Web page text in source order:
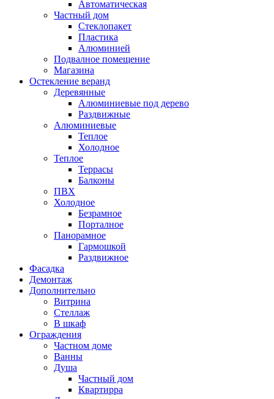
Автоматическая
Частный дом
Стеклопакет
Пластика
Алюминией
Подвалное помещение
Магазина
Остекление веранд
Деревянные
Алюминиевые под дерево
Раздвижные
Алюминиевые
Теплое
Холодное
Теплое
Террасы
Балконы
ПВХ
Холодное
Безрамное
Порталное
Панорамное
Гармошкой
Раздвижное
Фасадка
Демонтаж
Дополнительно
Витрина
Стеллаж
В шкаф
Ограждения
Частном доме
Ванны
Душа
Частный дом
Квартирра